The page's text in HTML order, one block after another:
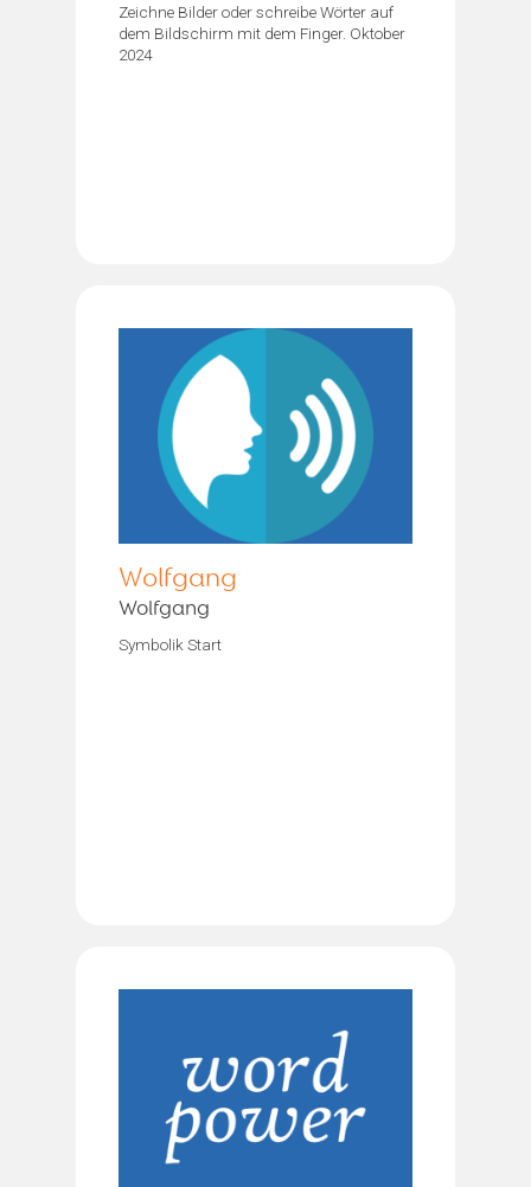
Zeichne Bilder oder schreibe Wörter auf
dem Bildschirm mit dem Finger. Oktober
2024
Wolfgang
Wolfgang
Symbolik Start